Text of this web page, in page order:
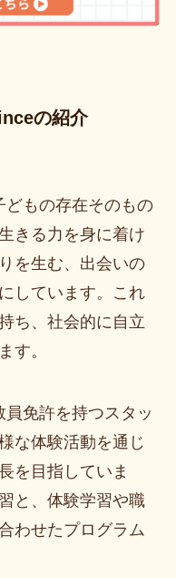
の紹介
どもの存在そのもの
きる力を身に着け
を生む、出会いの
しています。これ
ち、社会的に自立
す。
免許を持つスタッ
な体験活動を通じ
を目指していま
と、体験学習や職
わせたプログラム